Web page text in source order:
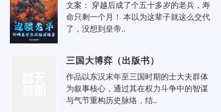
文案： 穿越后成了个五十多岁的老兵，寿
命只剩一个月！ 本以为这辈子就这么交代
了，没想到皇帝..
三国大博弈（出版书）
作品以东汉末年至三国时期的士大夫群体
为叙事核心，通过其在权力斗争中的智谋
与气节重构历史脉络，结..